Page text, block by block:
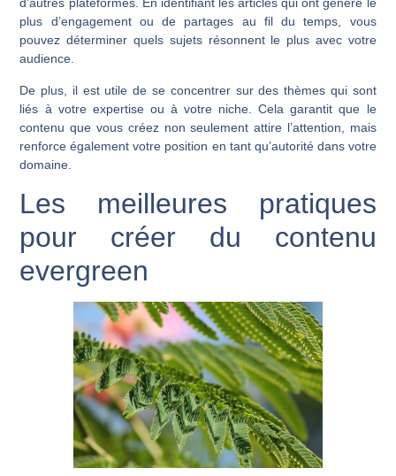
plus d’engagement ou de partages au fil du temps, vous
pouvez déterminer quels sujets résonnent le plus avec votre
audience.
De plus, il est utile de se concentrer sur des thèmes qui sont
liés à votre expertise ou à votre niche. Cela garantit que le
contenu que vous créez non seulement attire l’attention, mais
renforce également votre position en tant qu’autorité dans votre
domaine.
Les meilleures pratiques
pour créer du contenu
evergreen